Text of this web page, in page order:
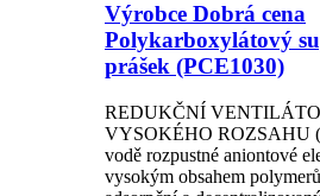
Výrobce Dobrá cena
Polykarboxylátový
prášek (PCE1030)
REDUKČNÍ
VYSOKÉHO ROZSAHU (
vodě rozpustné aniontové
vysokým obsahem